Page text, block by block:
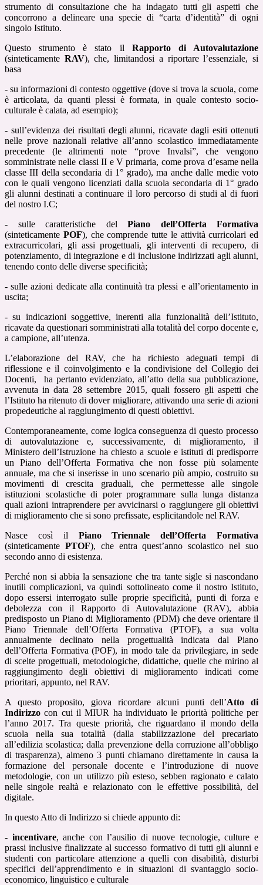
strumento di consultazione che ha indagato tutti gli aspetti che
concorrono a delineare una specie di “carta d’identità” di ogni
singolo Istituto.
Questo strumento è stato il Rapporto di Autovalutazione
(sinteticamente RAV), che, limitandosi a riportare l’essenziale, si
basa
- su informazioni di contesto oggettive (dove si trova la scuola, come
è articolata, da quanti plessi è formata, in quale contesto socio-
culturale è calata, ad esempio);
- sull’evidenza dei risultati degli alunni, ricavate dagli esiti ottenuti
nelle prove nazionali relative all’anno scolastico immediatamente
precedente (le altrimenti note “prove Invalsi”, che vengono
somministrate nelle classi II e V primaria, come prova d’esame nella
classe III della secondaria di 1° grado), ma anche dalle medie voto
con le quali vengono licenziati dalla scuola secondaria di 1° grado
gli alunni destinati a continuare il loro percorso di studi al di fuori
del nostro I.C;
- sulle caratteristiche del Piano dell’Offerta Formativa
(sinteticamente POF), che comprende tutte le attività curricolari ed
extracurricolari, gli assi progettuali, gli interventi di recupero, di
potenziamento, di integrazione e di inclusione indirizzati agli alunni,
tenendo conto delle diverse specificità;
- sulle azioni dedicate alla continuità tra plessi e all’orientamento in
uscita;
- su indicazioni soggettive, inerenti alla funzionalità dell’Istituto,
ricavate da questionari somministrati alla totalità del corpo docente e,
a campione, all’utenza.
L’elaborazione del RAV, che ha richiesto adeguati tempi di
riflessione e il coinvolgimento e la condivisione del Collegio dei
Docenti, ha pertanto evidenziato, all’atto della sua pubblicazione,
avvenuta in data 28 settembre 2015, quali fossero gli aspetti che
l’Istituto ha ritenuto di dover migliorare, attivando una serie di azioni
propedeutiche al raggiungimento di questi obiettivi.
Contemporaneamente, come logica conseguenza di questo processo
di autovalutazione e, successivamente, di miglioramento, il
Ministero dell’Istruzione ha chiesto a scuole e istituti di predisporre
un Piano dell’Offerta Formativa che non fosse più solamente
annuale, ma che si inserisse in uno scenario più ampio, costruito su
movimenti di crescita graduali, che permettesse alle singole
istituzioni scolastiche di poter programmare sulla lunga distanza
quali azioni intraprendere per avvicinarsi o raggiungere gli obiettivi
di miglioramento che si sono prefissate, esplicitandole nel RAV.
Nasce così il Piano Triennale dell’Offerta Formativa
(sinteticamente PTOF), che entra quest’anno scolastico nel suo
secondo anno di esistenza.
Perché non si abbia la sensazione che tra tante sigle si nascondano
inutili complicazioni, va quindi sottolineato come il nostro Istituto,
dopo essersi interrogato sulle proprie specificità, punti di forza e
debolezza con il Rapporto di Autovalutazione (RAV), abbia
predisposto un Piano di Miglioramento (PDM) che deve orientare il
Piano Triennale dell’Offerta Formativa (PTOF), a sua volta
annualmente declinato nella progettualità indicata dal Piano
dell’Offerta Formativa (POF), in modo tale da privilegiare, in sede
di scelte progettuali, metodologiche, didattiche, quelle che mirino al
raggiungimento degli obiettivi di miglioramento indicati come
prioritari, appunto, nel RAV.
A questo proposito, giova ricordare alcuni punti dell’Atto di
Indirizzo con cui il MIUR ha individuato le priorità politiche per
l’anno 2017. Tra queste priorità, che riguardano il mondo della
scuola nella sua totalità (dalla stabilizzazione del precariato
all’edilizia scolastica; dalla prevenzione della corruzione all’obbligo
di trasparenza), almeno 3 punti chiamano direttamente in causa la
formazione del personale docente e l’introduzione di nuove
metodologie, con un utilizzo più esteso, sebben ragionato e calato
nelle singole realtà e relazionato con le effettive possibilità, del
digitale.
In questo Atto di Indirizzo si chiede appunto di:
- incentivare, anche con l’ausilio di nuove tecnologie, culture e
prassi inclusive finalizzate al successo formativo di tutti gli alunni e
studenti con particolare attenzione a quelli con disabilità, disturbi
specifici dell’apprendimento e in situazioni di svantaggio socio-
economico, linguistico e culturale